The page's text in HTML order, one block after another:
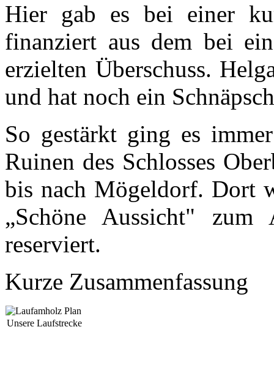
Hier gab es bei einer
finanziert aus dem bei
erzielten Überschuss.
und hat noch ein
So gestärkt ging es
Ruinen des Schlosses
bis nach Mögeldorf. Dort
„Schöne Aussicht"
reserviert.
Kurze Zusammenfassung
Unsere Laufstrecke